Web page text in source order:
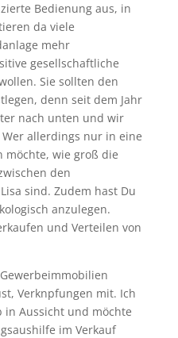
Bedienung aus, in
da viele
mehr
gesellschaftliche
Sie sollten den
denn seit dem Jahr
nach unten und wir
allerdings nur in eine
möchte, wie groß die
den
sind. Zudem hast Du
anzulegen.
und Verteilen von
Verknpfungen mit. Ich
in Aussicht und möchte
im Verkauf